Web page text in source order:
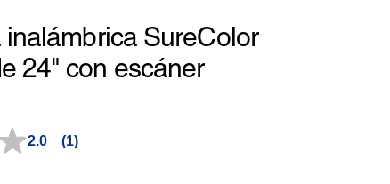
inalámbrica SureColor
24" con escáner
2.0
Lea
(1)